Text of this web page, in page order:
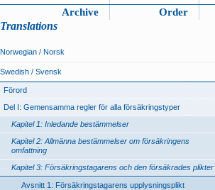
Archive Order
Translations
Norwegian / Norsk
Swedish / Svensk
Förord
Del I: Gemensamma regler för alla försäkringstyper
Kapitel 1: Inledande bestämmelser
Kapitel 2: Allmänna bestämmelser om försäkringens
omfattning
Kapitel 3: Försäkringstagarens och den försäkrades plikter
Avsnitt 1: Försäkringstagarens upplysningsplikt